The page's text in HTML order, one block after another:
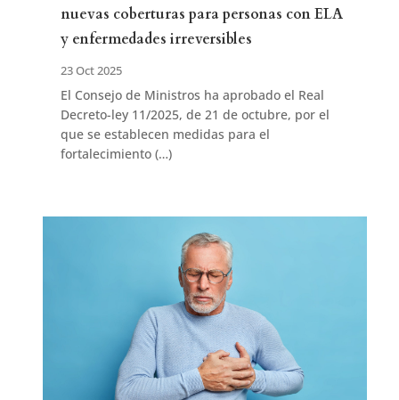
nuevas coberturas para personas con ELA
y enfermedades irreversibles
23 Oct 2025
El Consejo de Ministros ha aprobado el Real
Decreto-ley 11/2025, de 21 de octubre, por el
que se establecen medidas para el
fortalecimiento (…)